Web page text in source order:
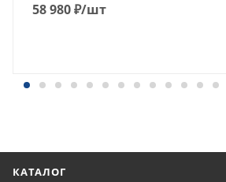
58 980₽/шт
КАТАЛОГ